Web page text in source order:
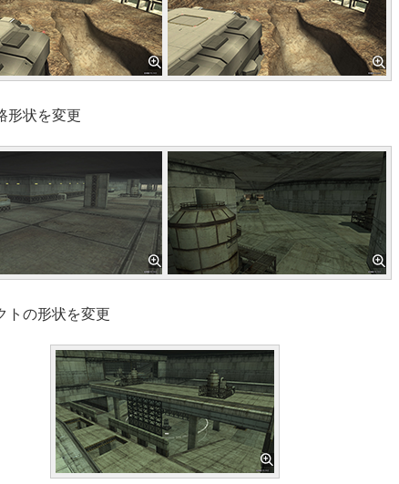
形状を変更
トの形状を変更